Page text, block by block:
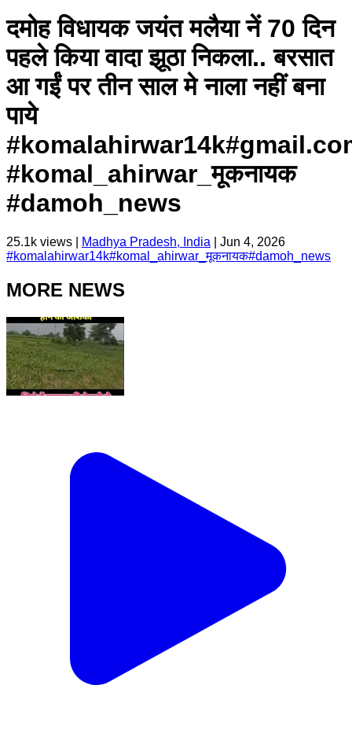
दमोह विधायक जयंत मलैया नें 70 दिन
पहले किया वादा झूठा निकला.. बरसात
आ गईं पर तीन साल मे नाला नहीं बना
पाये
#komal_ahirwar_मूकनायक
#damoh_news
25.1k views | Madhya Pradesh, India
Jun 4, 2026
#komalahirwar14k#komal_ahirwar_मूकनायक#damoh_news
MORE NEWS